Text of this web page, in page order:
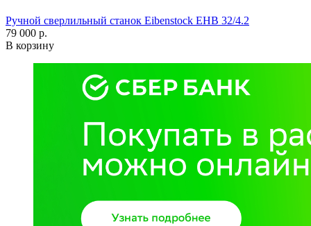
Ручной сверлильный станок Eibenstock EHB 32/4.2
79 000 р.
В корзину